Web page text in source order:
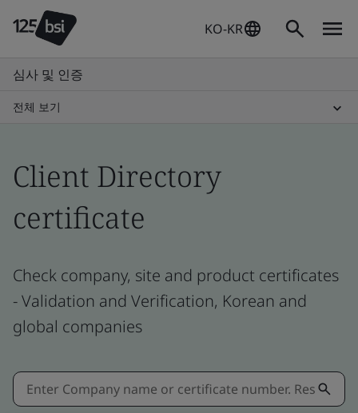
KO-KR
심사 및 인증
전체 보기
Client Directory
certificate
Check company, site and product certificates
- Validation and Verification, Korean and
global companies